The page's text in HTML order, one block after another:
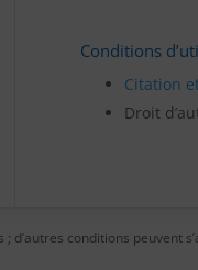
Conditions
Citation
Droit
conditions peuvent